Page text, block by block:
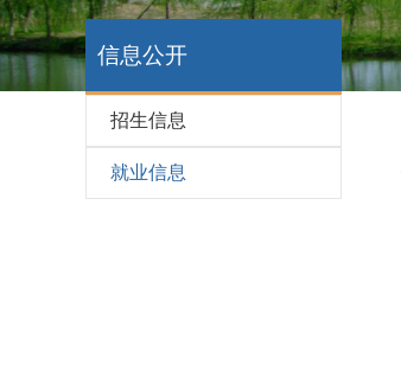
信息公开
招生信息
就业信息